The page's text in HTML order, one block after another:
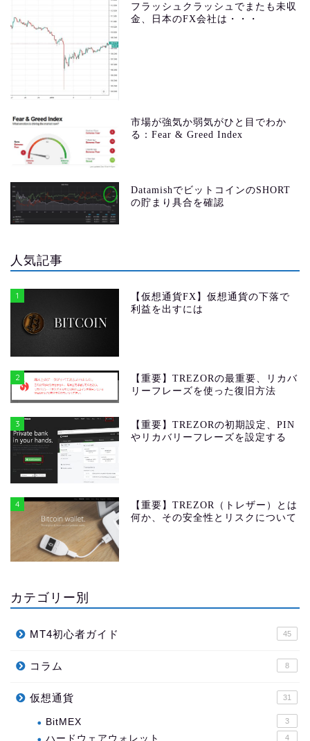
フラッシュクラッシュでまたも未収
金、日本のFX会社は・・・
市場が強気か弱気がひと目でわか
る：Fear & Greed Index
DatamishでビットコインのSHORT
の貯まり具合を確認
人気記事
1
【仮想通貨FX】仮想通貨の下落で
利益を出すには
2
【重要】TREZORの最重要、リカバ
リーフレーズを使った復旧方法
3
【重要】TREZORの初期設定、PIN
やリカバリーフレーズを設定する
4
【重要】TREZOR（トレザー）とは
何か、その安全性とリスクについて
カテゴリー別
MT4初心者ガイド 45
コラム 8
仮想通貨 31
BitMEX 3
ハードウェアウォレット 4